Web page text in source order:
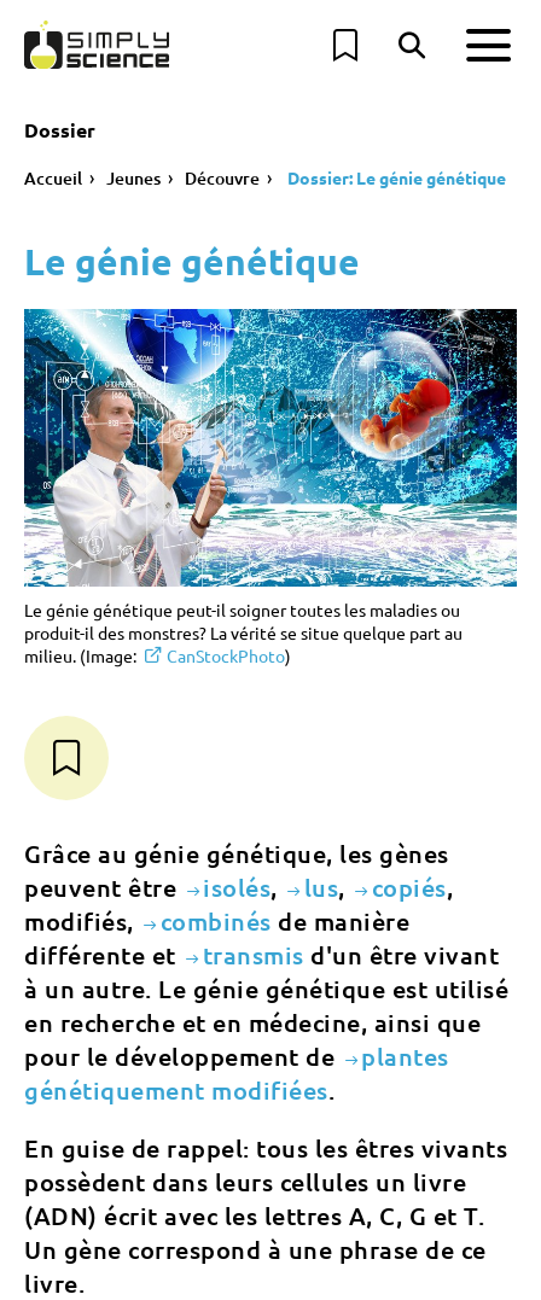
Dossier
Accueil Jeunes Découvre Dossier: Le génie génétique
Le génie génétique
Le génie génétique peut-il soigner toutes les maladies ou
produit-il des monstres? La vérité se situe quelque part au
milieu. (Image:
CanStockPhoto)
Grâce au génie génétique, les gènes
peuvent être
isolés, lus, copiés,
modifiés,
combinés de manière
différente et
transmis d'un être vivant
à un autre. Le génie génétique est utilisé
en recherche et en médecine, ainsi que
pour le développement de
plantes
génétiquement modifiées.
En guise de rappel: tous les êtres vivants
possèdent dans leurs cellules un livre
(ADN) écrit avec les lettres A, C, G et T.
Un gène correspond à une phrase de ce
livre.